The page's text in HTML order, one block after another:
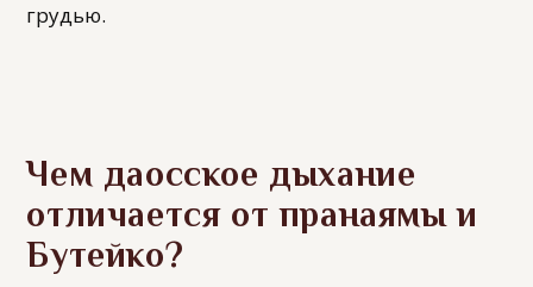
грудью.
Чем даосское дыхание
отличается от пранаямы и
Бутейко?